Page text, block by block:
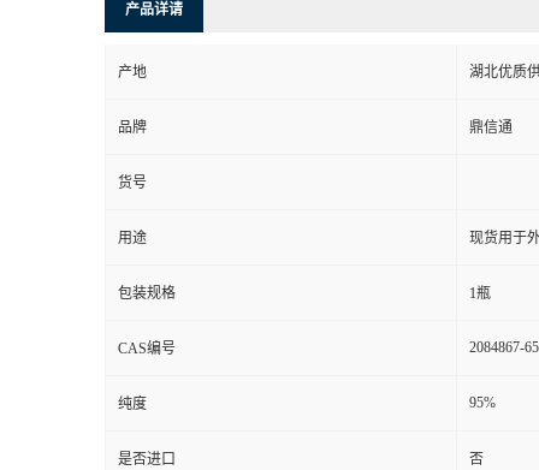
产品详请
产地 湖北优质
品牌 鼎信通
货号
用途 现货用于
包装规格 1瓶
CAS编号 2084867-
纯度 95%
是否进口 否